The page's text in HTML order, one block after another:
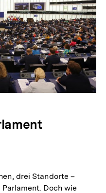
drei Standorte –
Doch wie